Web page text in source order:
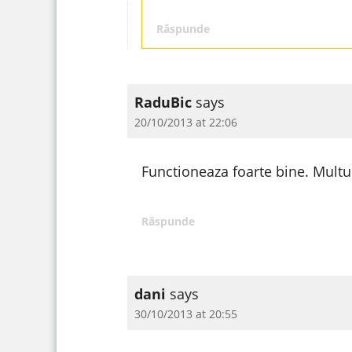
Răspunde
RaduBic says
20/10/2013 at 22:06
Functioneaza foarte bine.
Răspunde
dani says
30/10/2013 at 20:55